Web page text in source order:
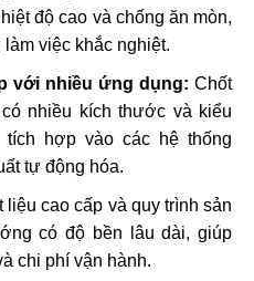
độ cao và chống ăn mòn,
việc khắc nghiệt.
với nhiều ứng dụng: Chốt
nhiều kích thước và kiểu
hợp vào các hệ thống
tự động hóa.
liệu cao cấp và quy trình sản
có độ bền lâu dài, giúp
chi phí vận hành.